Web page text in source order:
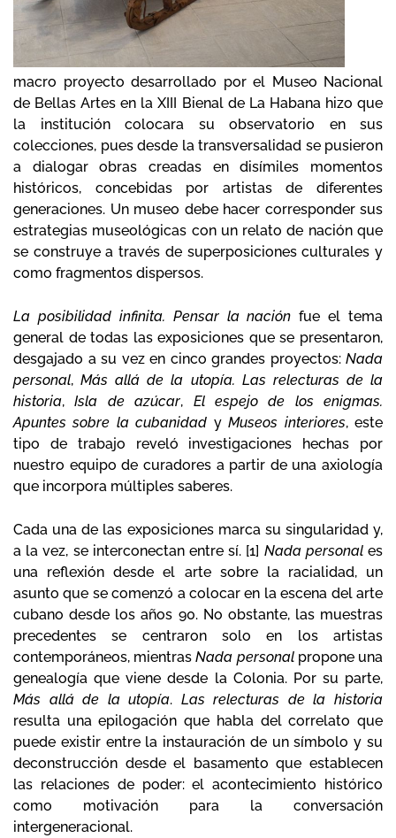
macro proyecto desarrollado por el Museo Nacional
de Bellas Artes en la XIII Bienal de La Habana hizo que
la institución colocara su observatorio en sus
colecciones, pues desde la transversalidad se pusieron
a dialogar obras creadas en disímiles momentos
históricos, concebidas por artistas de diferentes
generaciones. Un museo debe hacer corresponder sus
estrategias museológicas con un relato de nación que
se construye a través de superposiciones culturales y
como fragmentos dispersos.
La posibilidad infinita. Pensar la naciónfue el tema
general de todas las exposiciones que se presentaron,
desgajado a su vez en cinco grandes proyectos: Nada
personal,Más allá de la utopía. Las relecturas de la
historia,Isla de azúcar, El espejo de los enigmas.
Apuntes sobre la cubanidad yMuseos interiores, este
tipo de trabajo reveló investigaciones hechas por
nuestro equipo de curadores a partir de una axiología
que incorpora múltiples saberes.
Cada una de las exposiciones marca su singularidad y,
a la vez, se interconectan entre sí. [1] Nada personales
una reflexión desde el arte sobre la racialidad, un
asunto que se comenzó a colocar en la escena del arte
cubano desde los años 90. No obstante, las muestras
precedentes se centraron solo en los artistas
contemporáneos, mientrasNada personal propone una
genealogía que viene desde la Colonia. Por su parte,
Más allá de la utopía. Las relecturas de la historia
resulta una epilogación que habla del correlato que
puede existir entre la instauración de un símbolo y su
deconstrucción desde el basamento que establecen
las relaciones de poder: el acontecimiento histórico
como motivación para la conversación
intergeneracional.